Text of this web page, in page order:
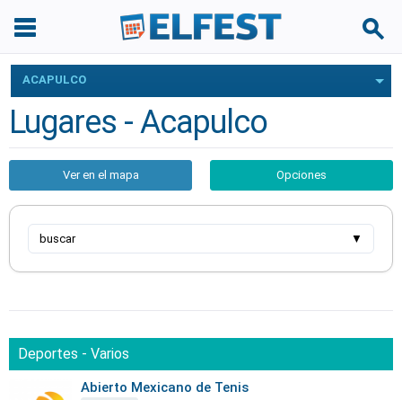
ACAPULCO
Lugares - Acapulco
Ver en el mapa Opciones
buscar ▼
Deportes - Varios
Abierto Mexicano de Tenis